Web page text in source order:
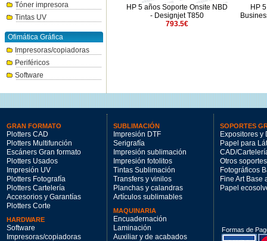
Tóner impresora
Tintas UV
Ofimática Gráfica
Impresoras/copiadoras
Periféricos
Software
HP 3 años siguiente día
laborable Soporte Onsite -
Designjet Z9+ dr 44"
1273€
HP 5 años Soporte Onsite NBD
- Designjet T850
793.5€
HP
GRAN FORMATO
Plotters CAD
Plotters Multifunción
Escáners Gran formato
Plotters Usados
Impresión UV
Plotters Fotografía
Plotters Cartelería
Accesorios y Garantías
Plotters Corte
HARDWARE
Software
Impresoras/copiadoras
SUBLIMACIÓN
Impresión DTF
Serigrafía
Impresión sublimación
Impresión fotolitos
Tintas Sublimación
Transfers y vinilos
Planchas y calandras
Artículos sublimables
MAQUINARIA
Encuadernación
Laminación
Auxiliar y de acabados
SOPORTES
Expositores y
Papel para
CAD/
Otros soportes
Fotográficos
Fine Art Base
Papel
Formas de